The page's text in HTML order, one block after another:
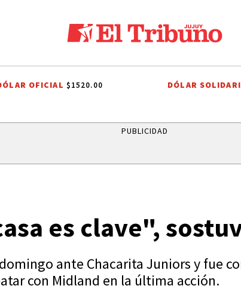
METEOROLÓGICO JAPÓN RIVER PLATE AGUA
OFICIAL $1520.00 DÓLAR
PUBLICIDAD
es clave",
ante Chacarita Juniors y fue
con Midland en la última acción.